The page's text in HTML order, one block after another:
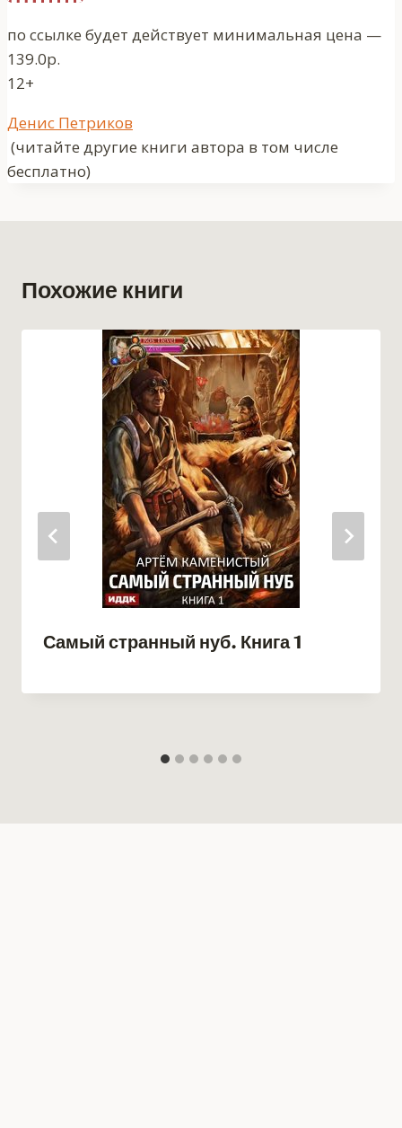
по ссылке будет действует минимальная цена —
139.0р.
12+
Метки
записи:
Денис Петриков
(читайте другие книги автора в том числе
бесплатно)
Похожие книги
Самый странный нуб. Книга 1